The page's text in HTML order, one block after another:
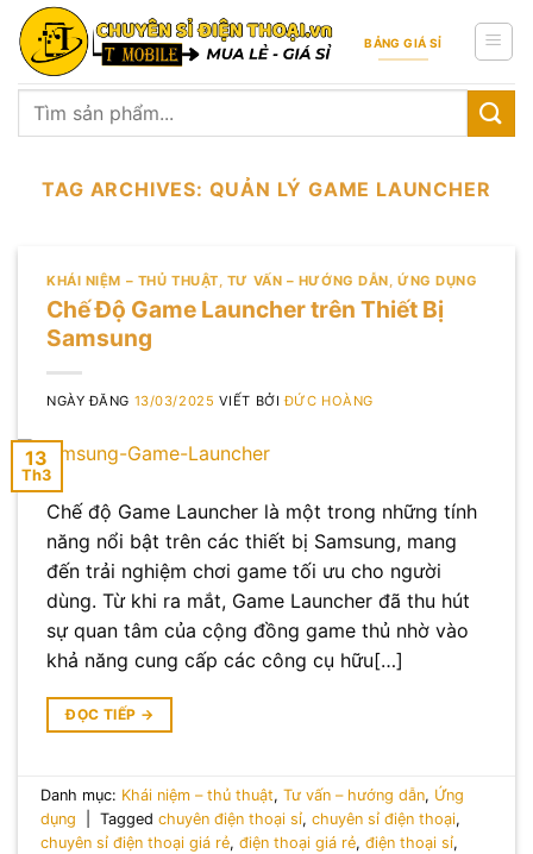
Skip
content
BẢNG GIÁ SỈ
Tìm
TAG ARCHIVES: QUẢN LÝ GAME LAUNCHER
KHÁI NIỆM – THỦ THUẬT, TƯ VẤN – HƯỚNG DẪN,ỨNG DỤNG
Chế Độ Game Launcher trên Thiết Bị
Samsung
NGÀY ĐĂNG 13/03/2025 VIẾT BỞIĐỨC HOÀNG
13
Th3
Chế độ Game Launcher là một trong những tính
năng nổi bật trên các thiết bị Samsung, mang
đến trải nghiệm chơi game tối ưu cho người
dùng. Từ khi ra mắt, Game Launcher đã thu hút
sự quan tâm của cộng đồng game thủ nhờ vào
khả năng cung cấp các công cụ hữu[…]
ĐỌC TIẾP →
Danh mục: Khái niệm – thủ thuật,Tư vấn – hướng dẫn, Ứng
dụng
Taggedchuyên điện thoại sỉ,chuyên sỉ điện thoại,
chuyên sỉ điện thoại giá rẻ,điện thoại giá rẻ,điện thoại sỉ,